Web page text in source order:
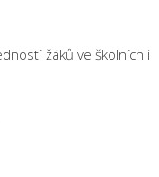
žáků ve školních i